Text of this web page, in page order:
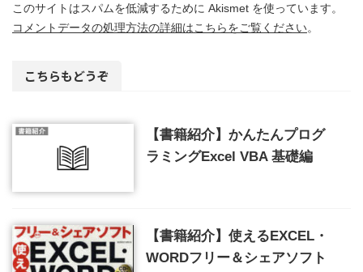
このサイトはスパムを低減するために Akismet を使っています。
コメントデータの処理方法の詳細はこちらをご覧ください。
こちらもどうぞ
【書籍紹介】かんたんプログ
ラミングExcel VBA 基礎編
【書籍紹介】使えるEXCEL・
WORDフリー＆シェアソフト